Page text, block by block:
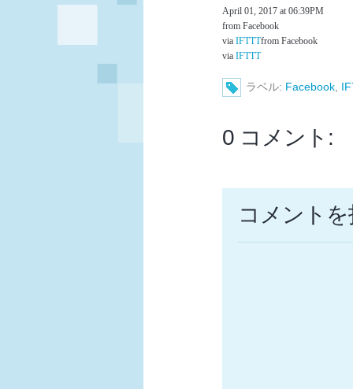
April 01, 2017 at 06:39PM
from Facebook
via IFTTTfrom Facebook
via IFTTT
ラベル: Facebook
0 コメント:
コメント